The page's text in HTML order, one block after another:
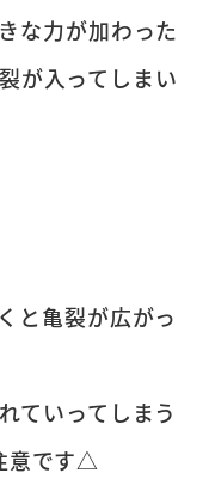
な力が加わった
が入ってしまい
と亀裂が広がっ
ていってしまう
意です△